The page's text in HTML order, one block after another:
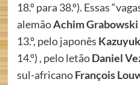
18.º para 38.º). Essas
alemãoAchim Grabowski
13.º, pelo japonês
14.º) , pelo letãoDaniel
sul-africanoFrançois